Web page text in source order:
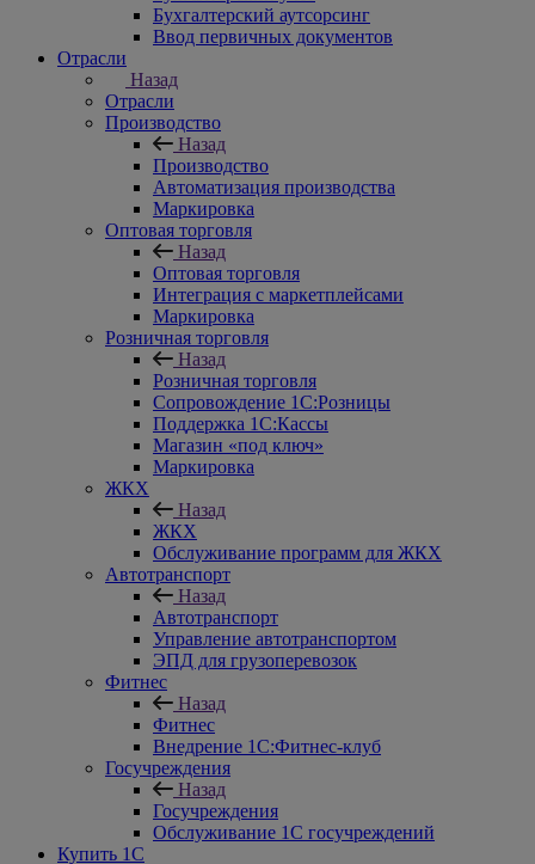
Бухгалтерский аутсорсинг
Ввод первичных документов
Отрасли
Назад
Отрасли
Производство
Назад
Производство
Автоматизация производства
Маркировка
Оптовая торговля
Назад
Оптовая торговля
Интеграция с маркетплейсами
Маркировка
Розничная торговля
Назад
Розничная торговля
Сопровождение 1С:Розницы
Поддержка 1С:Кассы
Магазин «под ключ»
Маркировка
ЖКХ
Назад
ЖКХ
Обслуживание программ для ЖКХ
Автотранспорт
Назад
Автотранспорт
Управление автотранспортом
ЭПД для грузоперевозок
Фитнес
Назад
Фитнес
Внедрение 1С:Фитнес-клуб
Госучреждения
Назад
Госучреждения
Обслуживание 1С госучреждений
Купить 1С